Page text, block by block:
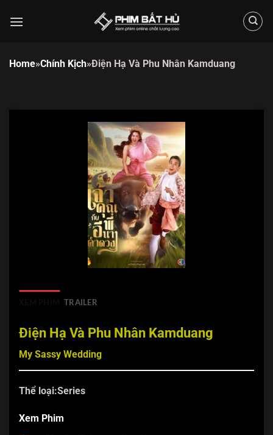
đến
Home»Chính Kịch»Điện Hạ Và Phu Nhân Kamduang
TRAILER
Điện Hạ Và Phu Nhân Kamduang
My Sassy Wedding
Thể loại:Series
Xem Phim